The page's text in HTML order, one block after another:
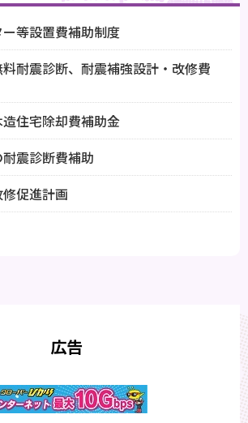
等設置費補助制度
耐震診断、耐震補強設計・改修費
住宅除却費補助金
震診断費補助
促進計画
広告